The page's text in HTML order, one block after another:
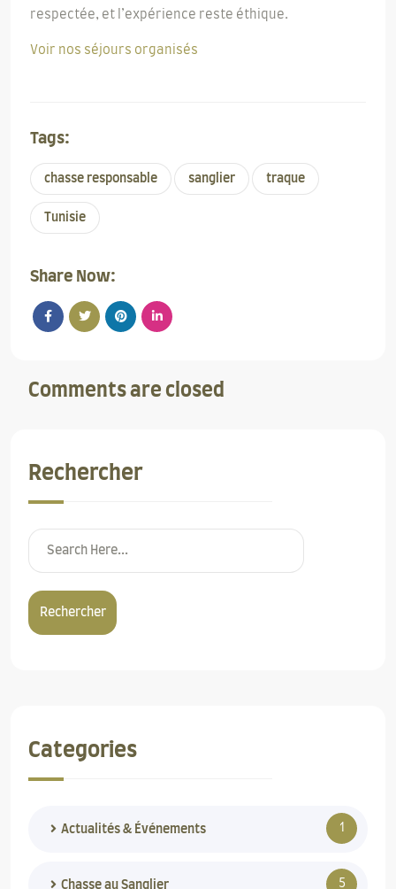
respectée, et l’expérience reste éthique.
Voir nos séjours organisés
Tags:
chasse responsable sanglier traque
Tunisie
Share Now:
Comments are closed
Rechercher
Rechercher
Categories
Actualités & Événements 1
Chasse au Sanglier 5